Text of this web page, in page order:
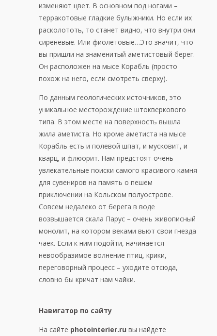
изменяют цвет. В основном под ногами –
терракотовые гладкие булыжники. Но если их
расколототь, то станет видно, что внутри они
сиреневые. Или фиолетовые…Это значит, что
вы пришли на знаменитый аметистовый берег.
Он расположен на мысе Корабль (просто
похож на него, если смотреть сверху).
По данным геологических источников, это
уникальное месторождение штокверкового
типа. В этом месте на поверхность вышла
жила аметиста. Но кроме аметиста на мысе
Корабль есть и полевой шпат, и мусковит, и
кварц, и флюорит. Нам предстоят очень
увлекательные поиски самого красивого камня
для сувениров на память о пешем
приключении на Кольском полуострове.
Совсем недалеко от берега в воде
возвышается скала Парус – очень живописный
монолит, на котором веками вьют свои гнезда
чаек. Если к ним подойти, начинается
невообразимое волнение птиц, крики,
переговорный процесс – уходите отсюда,
словно бы кричат нам чайки.
Навигатор по сайту
На сайте photointerier.ru вы найдете